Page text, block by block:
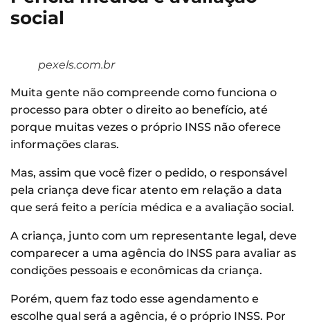
social
pexels.com.br
Muita gente não compreende como funciona o
processo para obter o direito ao benefício, até
porque muitas vezes o próprio INSS não oferece
informações claras.
Mas, assim que você fizer o pedido, o responsável
pela criança deve ficar atento em relação a data
que será feito a perícia médica e a avaliação social.
A criança, junto com um representante legal, deve
comparecer a uma agência do INSS para avaliar as
condições pessoais e econômicas da criança.
Porém, quem faz todo esse agendamento e
escolhe qual será a agência, é o próprio INSS. Por